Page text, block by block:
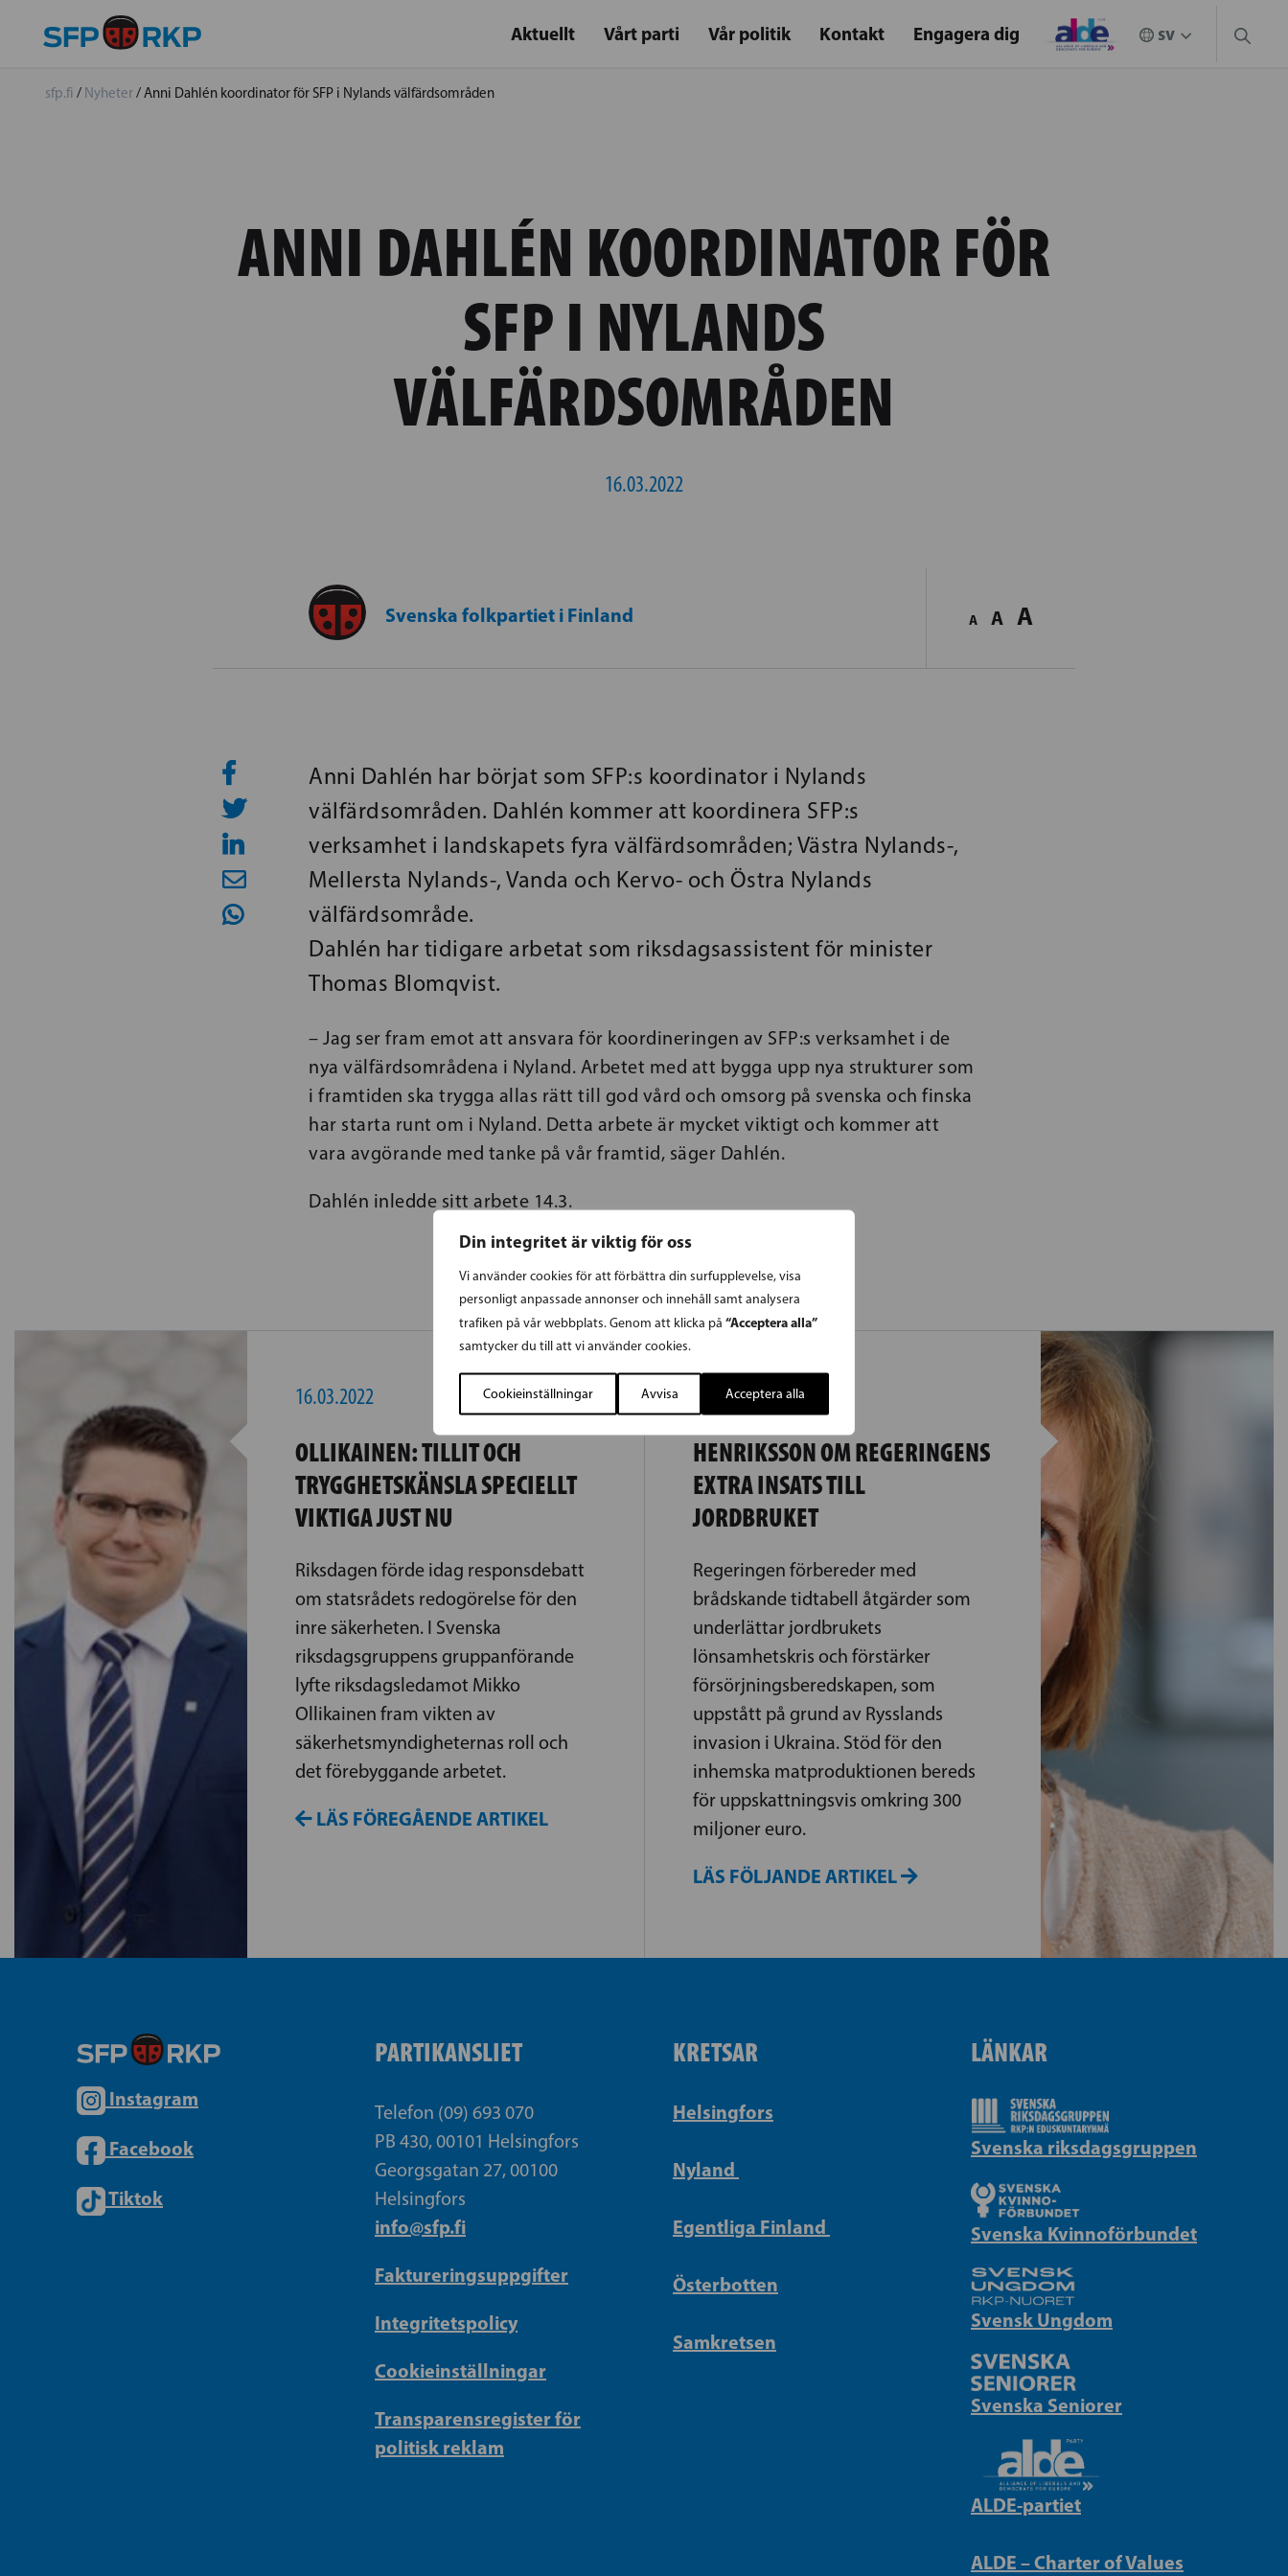
Din integritet är viktig för oss
Vi använder cookies för att förbättra din surfupplevelse, visa
personligt anpassade annonser och innehåll samt analysera
trafiken på vår webbplats. Genom att klicka på “Acceptera alla”
samtycker du till att vi använder cookies.
Cookieinställningar Avvisa Acceptera alla
Aktuellt Vårt parti Vår politik Kontakt Engagera dig
sfp.fi / Nyheter/Anni Dahlén koordinator för SFP i Nylands välfärdsområden
ANNI DAHLÉN KOORDINATOR FÖR
SFP I NYLANDS
VÄLFÄRDSOMRÅDEN
16.03.2022
Svenska folkpartiet i Finland A A A
Anni Dahlén har börjat som SFP:s koordinator i Nylands
välfärdsområden. Dahlén kommer att koordinera SFP:s
verksamhet i landskapets fyra välfärdsområden; Västra Nylands-,
Mellersta Nylands-, Vanda och Kervo- och Östra Nylands
välfärdsområde.
Dahlén har tidigare arbetat som riksdagsassistent för minister
Thomas Blomqvist.
– Jag ser fram emot att ansvara för koordineringen av SFP:s verksamhet i de
nya välfärdsområdena i Nyland. Arbetet med att bygga upp nya strukturer som
i framtiden ska trygga allas rätt till god vård och omsorg på svenska och finska
har starta runt om i Nyland. Detta arbete är mycket viktigt och kommer att
vara avgörande med tanke på vår framtid, säger Dahlén.
Dahlén inledde sitt arbete 14.3.
16.03.2022
OLLIKAINEN: TILLIT OCH
TRYGGHETSKÄNSLA SPECIELLT
VIKTIGA JUST NU
Riksdagen förde idag responsdebatt
om statsrådets redogörelse för den
inre säkerheten. I Svenska
riksdagsgruppens gruppanförande
lyfte riksdagsledamot Mikko
Ollikainen fram vikten av
säkerhetsmyndigheternas roll och
det förebyggande arbetet.
LÄS FÖREGÅENDE ARTIKEL
17.03.2022
HENRIKSSON OM REGERINGENS
EXTRA INSATS TILL
JORDBRUKET
Regeringen förbereder med
brådskande tidtabell åtgärder som
underlättar jordbrukets
lönsamhetskris och förstärker
försörjningsberedskapen, som
uppstått på grund av Rysslands
invasion i Ukraina. Stöd för den
inhemska matproduktionen bereds
för uppskattningsvis omkring 300
miljoner euro.
LÄS FÖLJANDE ARTIKEL
Instagram
Facebook
Tiktok
PARTIKANSLIET
Telefon (09) 693 070
PB 430, 00101 Helsingfors
Georgsgatan 27, 00100
Helsingfors
info@sfp.fi
Faktureringsuppgifter
Integritetspolicy
Cookieinställningar
Transparensregister för
politisk reklam
KRETSAR
Helsingfors
Nyland
Egentliga Finland
Österbotten
Samkretsen
LÄNKAR
Svenska riksdagsgruppen
Svenska Kvinnoförbundet
Svensk Ungdom
Svenska Seniorer
ALDE-partiet
ALDE – Charter of Values